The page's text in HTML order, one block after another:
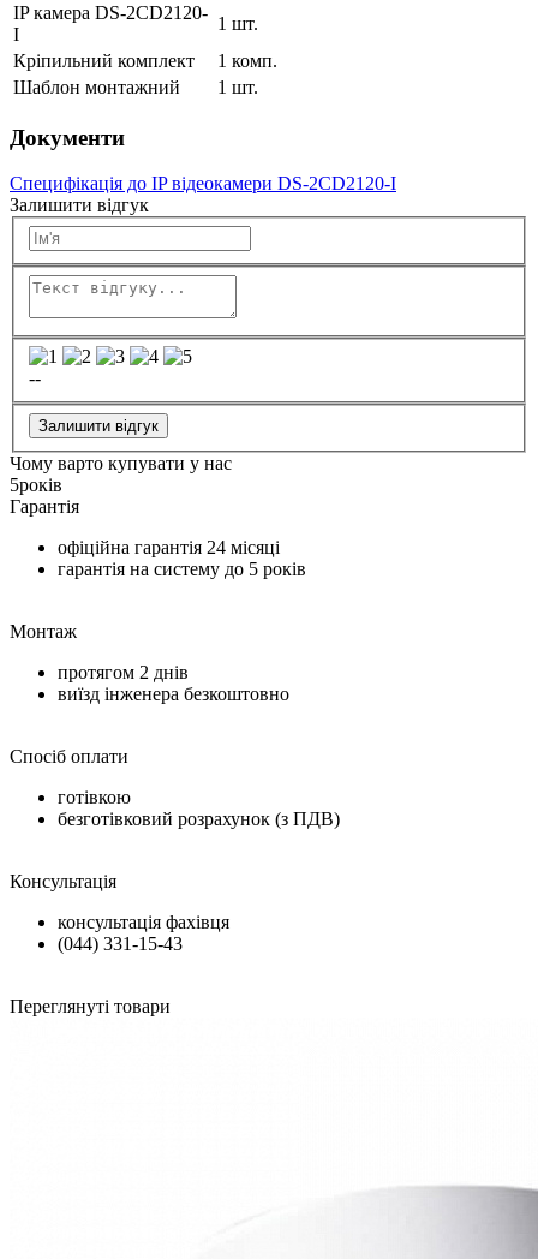
IP камера DS-2CD2120-
I
1 шт.
Кріпильний комплект
1 комп.
Шаблон монтажний
1 шт.
Документи
Специфікація до IP відеокамери DS-2CD2120-I
Залишити відгук
--
Залишити відгук
Чому варто купувати у нас
5років
Гарантія
офіційна гарантія 24 місяці
гарантія на систему до 5 років
Монтаж
протягом 2 днів
виїзд інженера безкоштовно
Спосіб оплати
готівкою
безготівковий розрахунок (з ПДВ)
Консультація
консультація фахівця
(044) 331-15-43
Переглянуті товари